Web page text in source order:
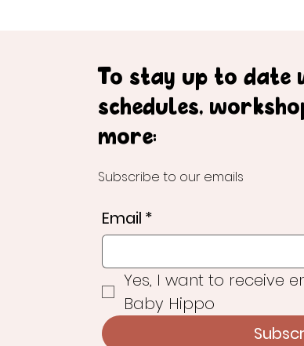
To stay up to date
schedules,
more:
Subscribe to our emails
Email *
Yes, I want to receive
Baby Hippo